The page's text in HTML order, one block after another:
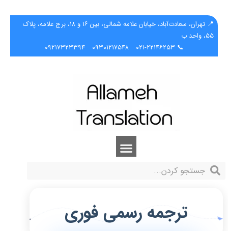
📍 تهران، سعادت‌آباد، خیابان علامه شمالی، بین ۱۶ و ۱۸، برج علامه، پلاک
۵۵، واحد ب
📞 ۰۲۱-۲۲۱۴۶۲۵۳
۰۹۳۰۱۲۱۷۵۴۸ ۰۹۲۱۷۳۲۳۳۹۴
ترجمه رسمی فوری